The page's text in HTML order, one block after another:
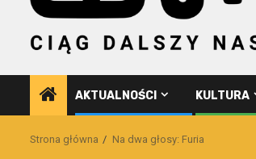
AKTUALNOŚCI KULTURA
Strona główna Na dwa głosy: Furia